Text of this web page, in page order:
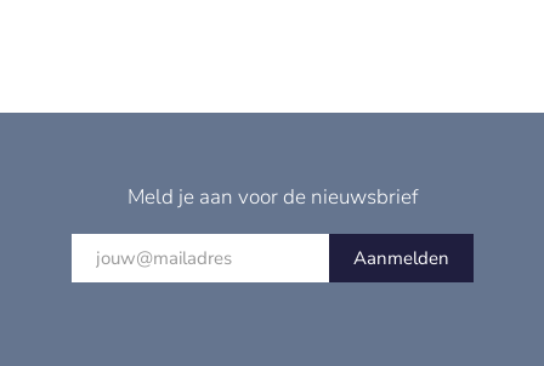
Meld je aan voor de nieuwsbrief
Aanmelden